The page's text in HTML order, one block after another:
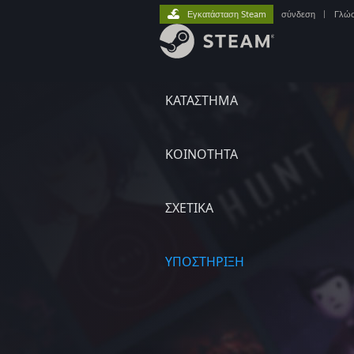
ΚΑΤΑΣΤΗΜΑ
ΚΟΙΝΟΤΗΤΑ
ΣΧΕΤΙΚΆ
ΥΠΟΣΤΗΡΙΞΗ
Εγκατάσταση Steam σύνδεση